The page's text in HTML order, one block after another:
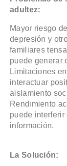
adultez:
Mayor riesgo
depresión y
familiares
puede generar
Limitaciones
interactuar
aislamiento
Rendimiento
puede
información.
La Solución: